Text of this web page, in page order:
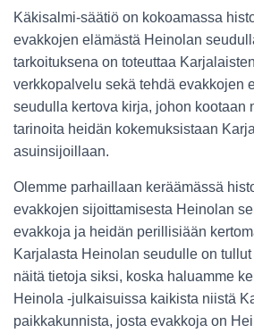
juuret?
Käkisalmi-säätiö on kokoamassa
evakkojen elämästä Heinolan
tarkoituksena on toteuttaa
verkkopalvelu sekä tehdä evakkojen
seudulla kertova kirja, johon kootaan
tarinoita heidän kokemuksistaan
asuinsijoillaan.
Olemme parhaillaan keräämässä
evakkojen sijoittamisesta Heinolan
evakkoja ja heidän perillisiään
Karjalasta Heinolan seudulle on
näitä tietoja siksi, koska haluamme
Heinola -julkaisuissa kaikista niistä
paikkakunnista, josta evakkoja on